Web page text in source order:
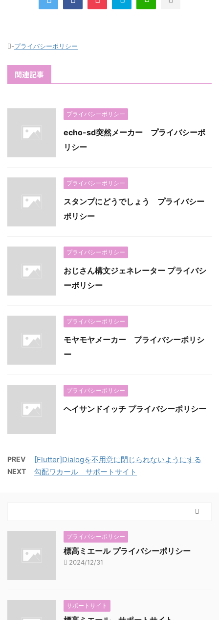
-プライバシーポリシー
関連記事
プライバシーポリシー
echo-sd突然メーカー プライバシーポ
リシー
プライバシーポリシー
スタンプにどうでしょう プライバシー
ポリシー
プライバシーポリシー
おじさん構文ジェネレーター プライバシ
ーポリシー
プライバシーポリシー
モヤモヤメーカー プライバシーポリシ
ー
プライバシーポリシー
ヘイサンドイッチ プライバシーポリシー
PREV [Flutter]Dialogを不用意に閉じられないようにする
NEXT 勾配ワカール サポートサイト
プライバシーポリシー
標高ミエール プライバシーポリシー
2024/12/31
サポートサイト